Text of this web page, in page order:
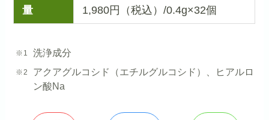
量
1,980円（税込）/0.4g×32個
洗浄成分
アクアグルコシド（エチルグルコシド）、ヒアルロ
ン酸Na